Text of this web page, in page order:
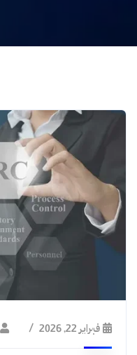
فبراير 22, 2026